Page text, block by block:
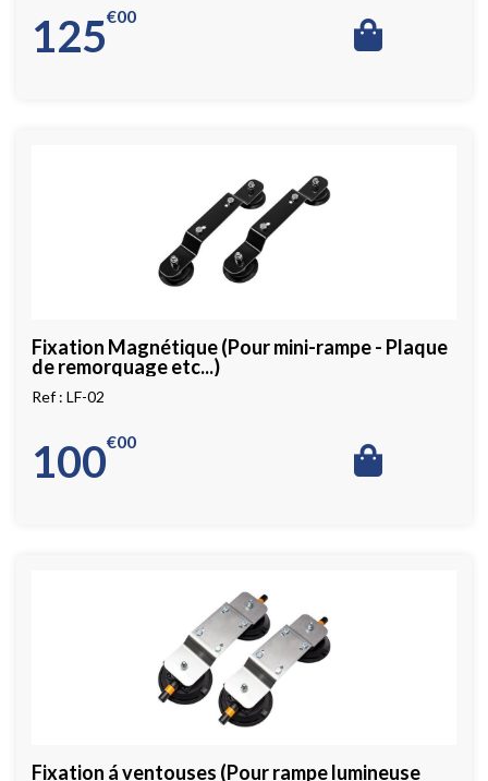
125 00
€
Fixation Magnétique (Pour mini-rampe - Plaque
de remorquage etc...)
LF-02
100 00
€
Fixation á ventouses (Pour rampe lumineuse